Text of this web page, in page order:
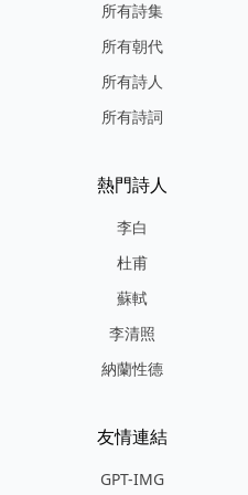
所有詩集
所有朝代
所有詩人
所有詩詞
熱門詩人
李白
杜甫
蘇軾
李清照
納蘭性德
友情連結
GPT-IMG